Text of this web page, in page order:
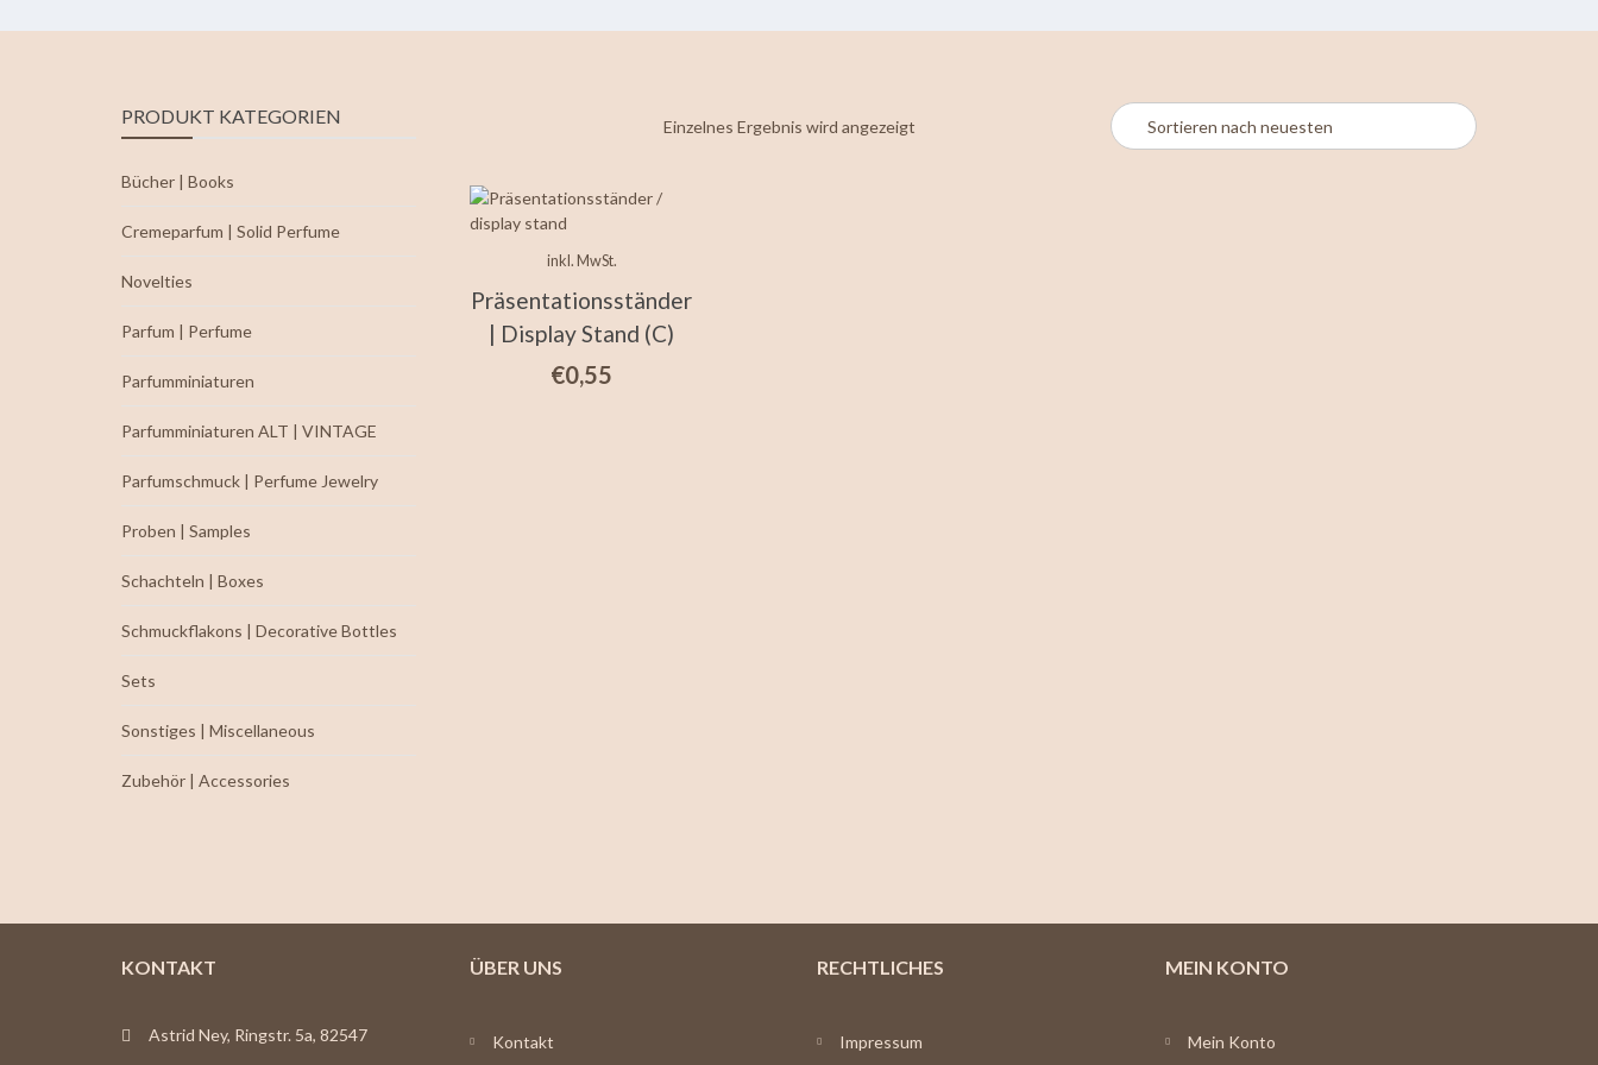
Einzelnes Ergebnis wird angezeigt
inkl. MwSt.
Präsentationsständer
| Display Stand (C)
€0,55
PRODUKT KATEGORIEN
Bücher | Books
Cremeparfum | Solid Perfume
Novelties
Parfum | Perfume
Parfumminiaturen
Parfumminiaturen ALT | VINTAGE
Parfumschmuck | Perfume Jewelry
Proben | Samples
Schachteln | Boxes
Schmuckflakons | Decorative Bottles
Sets
Sonstiges | Miscellaneous
Zubehör | Accessories
KONTAKT
Astrid Ney, Ringstr. 5a, 82547
ÜBER UNS
Kontakt
RECHTLICHES
Impressum
MEIN KONTO
Mein Konto